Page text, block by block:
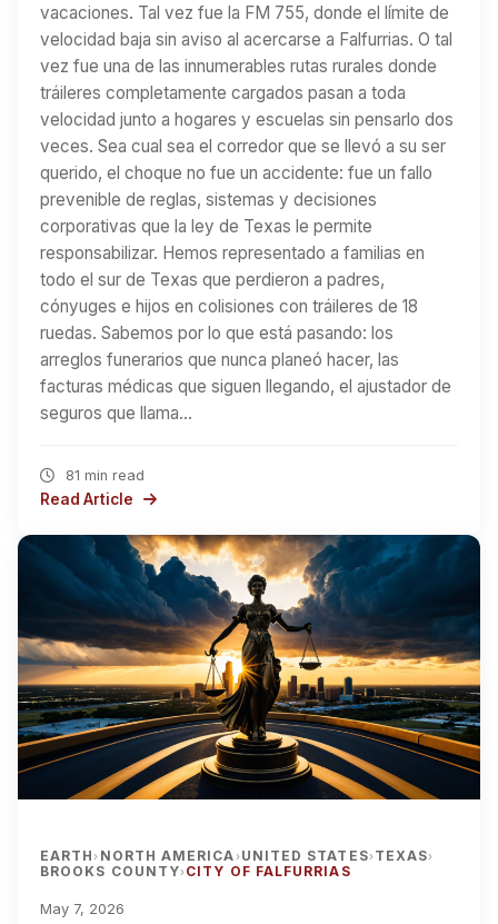
vacaciones. Tal vez fue la FM 755, donde el límite de
velocidad baja sin aviso al acercarse a Falfurrias. O tal
vez fue una de las innumerables rutas rurales donde
tráileres completamente cargados pasan a toda
velocidad junto a hogares y escuelas sin pensarlo dos
veces. Sea cual sea el corredor que se llevó a su ser
querido, el choque no fue un accidente: fue un fallo
prevenible de reglas, sistemas y decisiones
corporativas que la ley de Texas le permite
responsabilizar. Hemos representado a familias en
todo el sur de Texas que perdieron a padres,
cónyuges e hijos en colisiones con tráileres de 18
ruedas. Sabemos por lo que está pasando: los
arreglos funerarios que nunca planeó hacer, las
facturas médicas que siguen llegando, el ajustador de
seguros que llama…
81 min read
Read Article
EARTH› NORTH AMERICA› UNITED STATES› TEXAS›
BROOKS COUNTY› CITY OF FALFURRIAS
May 7, 2026